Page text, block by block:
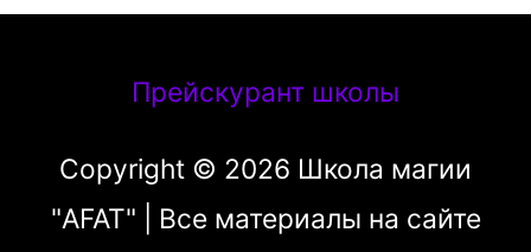
Прейскурант школы
Copyright © 2026 Школа магии
"AFAT" | Все материалы на сайте